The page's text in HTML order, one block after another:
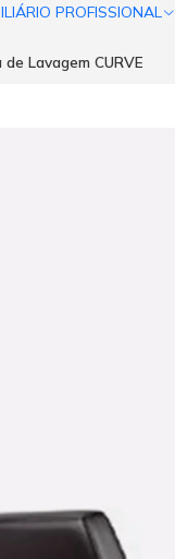
PROFISSIONAL
de Lavagem CURVE